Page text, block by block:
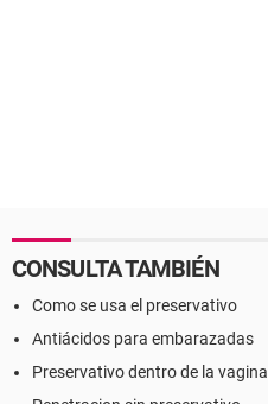
CONSULTA TAMBIÉN
Como se usa el preservativo
Antiácidos para embarazadas
Preservativo dentro de la vagina